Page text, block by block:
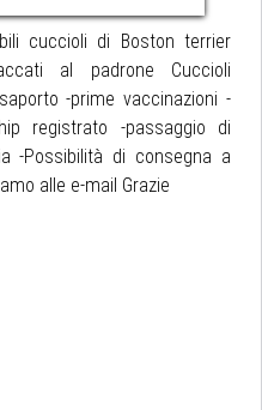
cuccioli di Boston terrier
al padrone Cuccioli
-prime vaccinazioni -
registrato -passaggio di
-Possibilità di consegna a
alle e-mail Grazie